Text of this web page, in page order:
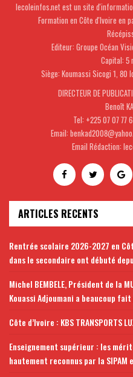
lecoleinfos.net est un site
Formation en Côte d'Ivoire en
Editeur: Groupe Océan
Capital: 5
Siège: Koumassi Sicogi 1,
DIRECTEUR DE
Benoît
Tel: +225 07 07 77
Email:
Email Rédaction:
ARTICLES RECENTS
Rentrée scolaire 2026-2027 en
dans le secondaire ont débuté
Michel BEMBELE, Président de la
Kouassi Adjoumani a beaucoup
Côte d’Ivoire : KBS TRANSPORTS
Enseignement supérieur : les
hautement reconnus par la SIPAM